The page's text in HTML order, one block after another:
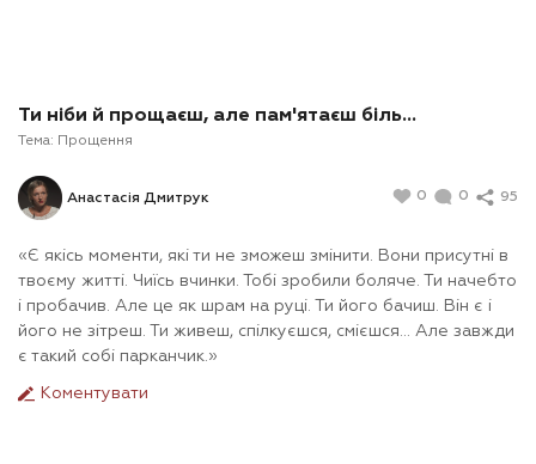
Ти ніби й прощаєш, але пам'ятаєш біль...
Тема: Прощення
Анастасія Дмитрук 0 0 95
«Є якісь моменти, які ти не зможеш змінити. Вони присутні в
твоєму житті. Чиїсь вчинки. Тобі зробили боляче. Ти начебто
і пробачив. Але це як шрам на руці. Ти його бачиш. Він є і
його не зітреш. Ти живеш, спілкуєшся, смієшся... Але завжди
є такий собі парканчик.»
Коментувати